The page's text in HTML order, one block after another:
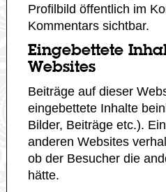
Profilbild öffentlich im
Kommentars sichtbar.
Eingebettete
Websites
Beiträge auf dieser
eingebettete Inhalte
Bilder, Beiträge etc.).
anderen Websites
ob der Besucher die
hätte.